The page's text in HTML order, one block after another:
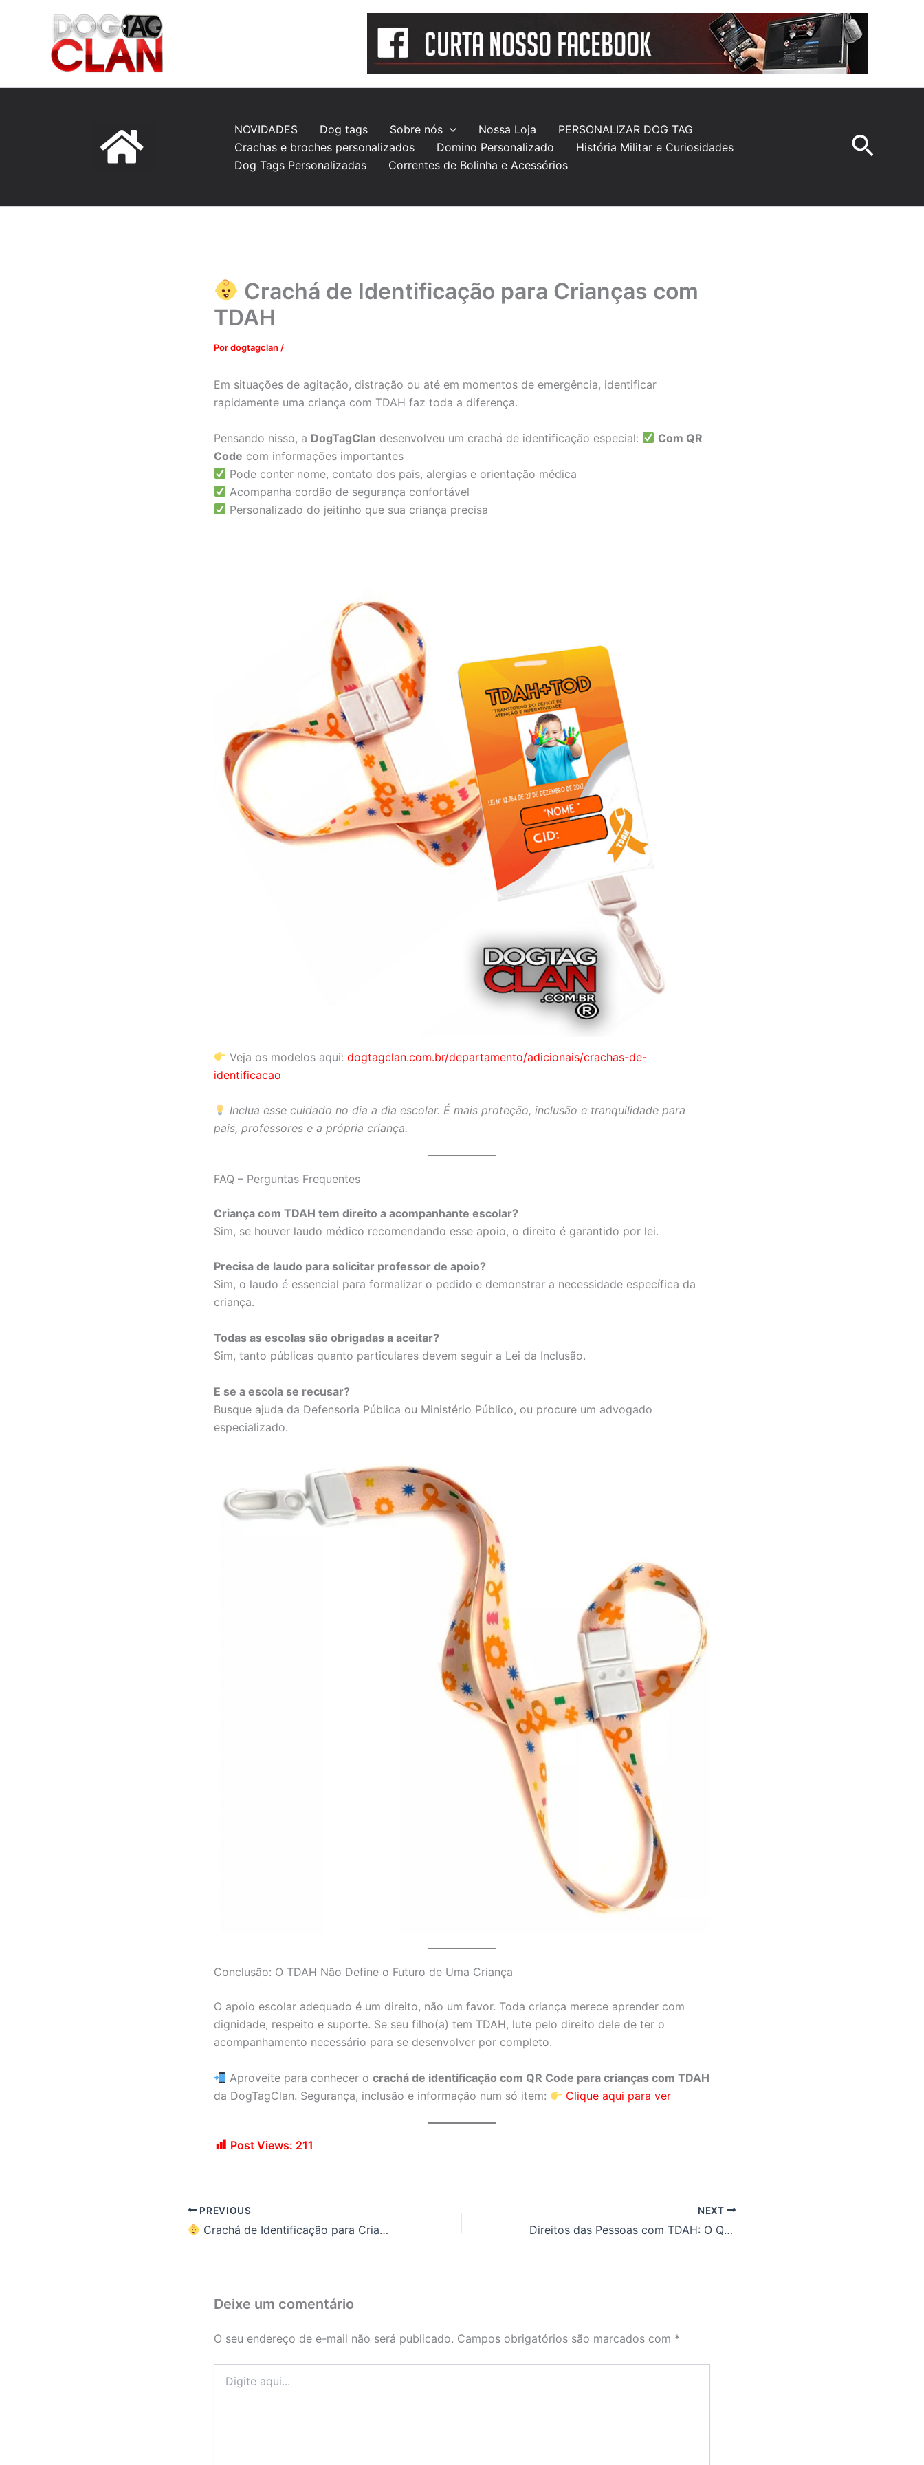
NOVIDADES Dog tags Sobre nós Nossa Loja
PERSONALIZAR DOG TAG
Crachas e broches personalizados
Domino Personalizado
História Militar e Curiosidades
Dog Tags Personalizadas
Correntes de Bolinha e Acessórios
Crachá de Identificação para Crianças com
TDAH
Pordogtagclan /
Em situações de agitação, distração ou até em momentos de emergência, identificar
rapidamente uma criança com TDAH faz toda a diferença.
Pensando nisso, a DogTagClan desenvolveu um crachá de identificação especial:
Com QR
Code com informações importantes
Pode conter nome, contato dos pais, alergias e orientação médica
Acompanha cordão de segurança confortável
Personalizado do jeitinho que sua criança precisa
Veja os modelos aqui:dogtagclan.com.br/departamento/adicionais/crachas-de-
identificacao
Inclua esse cuidado no dia a dia escolar. É mais proteção, inclusão e tranquilidade para
pais, professores e a própria criança.
FAQ – Perguntas Frequentes
Criança com TDAH tem direito a acompanhante escolar?
Sim, se houver laudo médico recomendando esse apoio, o direito é garantido por lei.
Precisa de laudo para solicitar professor de apoio?
Sim, o laudo é essencial para formalizar o pedido e demonstrar a necessidade específica da
criança.
Todas as escolas são obrigadas a aceitar?
Sim, tanto públicas quanto particulares devem seguir a Lei da Inclusão.
E se a escola se recusar?
Busque ajuda da Defensoria Pública ou Ministério Público, ou procure um advogado
especializado.
Conclusão: O TDAH Não Define o Futuro de Uma Criança
O apoio escolar adequado é um direito, não um favor. Toda criança merece aprender com
dignidade, respeito e suporte. Se seu filho(a) tem TDAH, lute pelo direito dele de ter o
acompanhamento necessário para se desenvolver por completo.
Aproveite para conhecer ocrachá de identificação com QR Code para crianças com TDAH
da DogTagClan. Segurança, inclusão e informação num só item:
Clique aqui para ver
Post Views: 211
PREVIOUS
Crachá de Identificação para Crianças com TDAH – Mais Segurança no Dia a Dia
NEXT
Direitos das Pessoas com TDAH: O Que a Lei Garante e Como Garantir Apoio e Identificação na Prática
Deixe um comentário
O seu endereço de e-mail não será publicado. Campos obrigatórios são marcados com *
aqui...